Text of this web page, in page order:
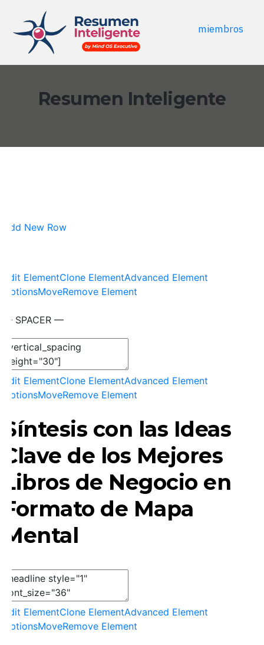
miembros
Resumen Inteligente
Add New Row
Edit ElementClone ElementAdvanced Element
OptionsMoveRemove Element
— SPACER —
Edit ElementClone ElementAdvanced Element
OptionsMoveRemove Element
Síntesis con las Ideas
Clave de los Mejores
Libros de Negocio en
Formato de Mapa
Mental
Edit ElementClone ElementAdvanced Element
OptionsMoveRemove Element